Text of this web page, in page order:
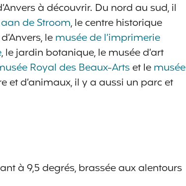
à découvrir. Du nord au sud, il
aan de Stroom, le centre historique
lemusée de l’imprimerie
, le jardin botanique, le musée d’art
Royal des Beaux-Artset lemusée
et d’animaux, il y a aussi un parc et
à 9,5 degrés, brassée aux alentours